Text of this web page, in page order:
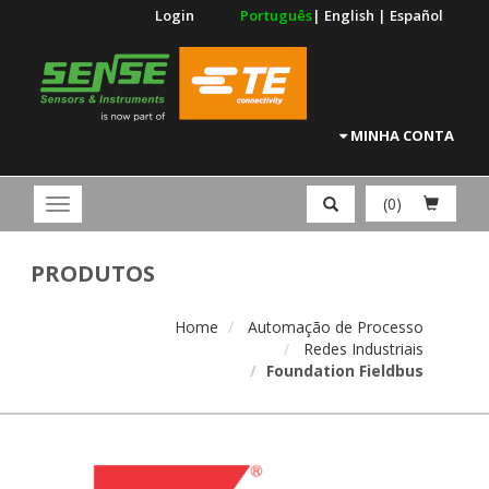
Português| English | Español
Login
MINHA CONTA
(0)
PRODUTOS
Home
Automação de Processo
Redes Industriais
Foundation Fieldbus